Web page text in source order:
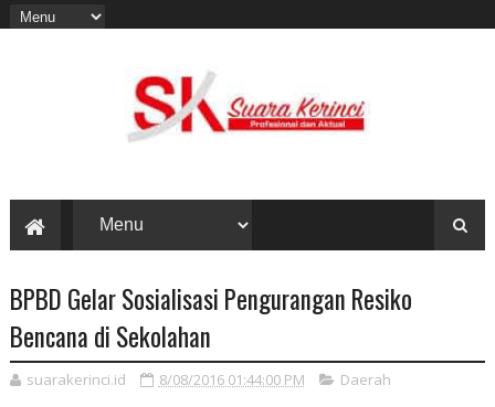
BPBD Gelar Sosialisasi Pengurangan Resiko
Bencana di Sekolahan
suarakerinci.id 8/08/2016 01:44:00 PM Daerah